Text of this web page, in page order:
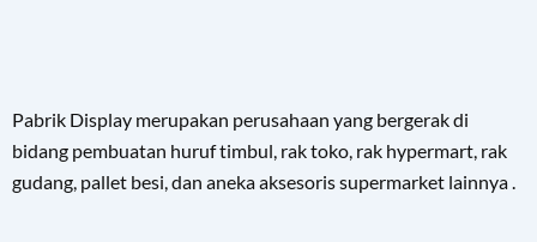
Pabrik Display merupakan perusahaan yang bergerak di
bidang pembuatan huruf timbul, rak toko, rak hypermart, rak
gudang, pallet besi, dan aneka aksesoris supermarket lainnya .